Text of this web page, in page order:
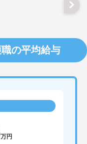
の平均給与
万円